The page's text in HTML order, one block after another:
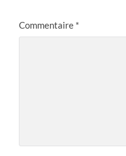
Commentaire *